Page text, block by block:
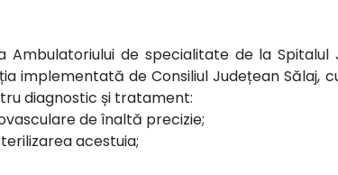
Ambulatoriului de specialitate de la
implementată de Consiliul Județean Sălaj,
diagnostic și tratament:
de înaltă precizie;
acestuia;